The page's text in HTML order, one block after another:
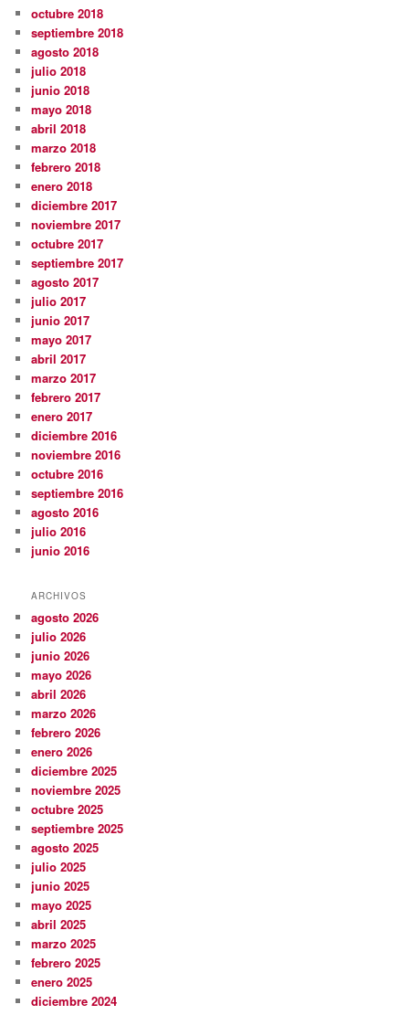
octubre 2018
septiembre 2018
agosto 2018
julio 2018
junio 2018
mayo 2018
abril 2018
marzo 2018
febrero 2018
enero 2018
diciembre 2017
noviembre 2017
octubre 2017
septiembre 2017
agosto 2017
julio 2017
junio 2017
mayo 2017
abril 2017
marzo 2017
febrero 2017
enero 2017
diciembre 2016
noviembre 2016
octubre 2016
septiembre 2016
agosto 2016
julio 2016
junio 2016
ARCHIVOS
agosto 2026
julio 2026
junio 2026
mayo 2026
abril 2026
marzo 2026
febrero 2026
enero 2026
diciembre 2025
noviembre 2025
octubre 2025
septiembre 2025
agosto 2025
julio 2025
junio 2025
mayo 2025
abril 2025
marzo 2025
febrero 2025
enero 2025
diciembre 2024